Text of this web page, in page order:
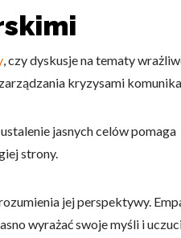
, czy dyskusje na tematy
kryzysami
jasnych celów pomaga
strony.
jej perspektywy.
wyrażać swoje myśli i